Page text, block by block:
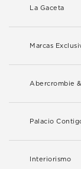
La Gaceta
Marcas
Abercrombie
Palacio
Interiorismo